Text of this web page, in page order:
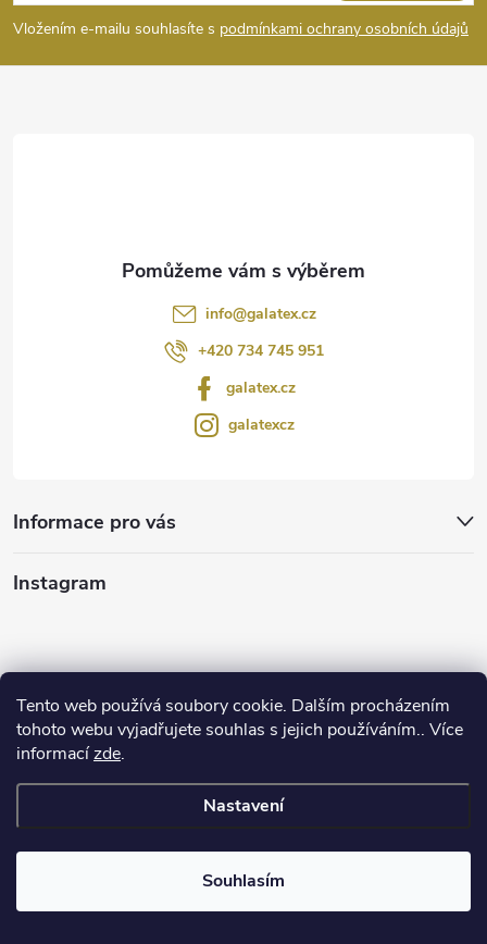
Tento web používá soubory cookie. Dalším procházením
tohoto webu vyjadřujete souhlas s jejich používáním.. Více
informacízde.
Nastavení
Souhlasím
p
a
Vložením e-mailu souhlasíte s podmínkami ochrany osobních údajů
info@galatex.cz
+420 734 745 951
galatex.cz
galatexcz
Informace pro vás
Instagram